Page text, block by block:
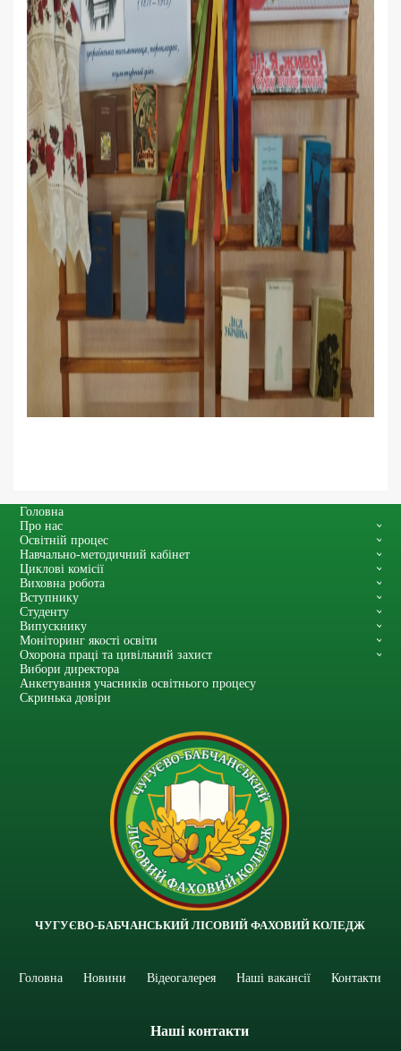
Головна
Про нас
Освітній процес
Навчально-методичний кабінет
Циклові комісії
Виховна робота
Вступнику
Студенту
Випускнику
Моніторинг якості освіти
Охорона праці та цивільний захист
Вибори директора
Анкетування учасників освітнього процесу
Скринька довіри
ЧУГУЄВО-БАБЧАНСЬКИЙ ЛІСОВИЙ ФАХОВИЙ КОЛЕДЖ
Головна Новини Відеогалерея Наші вакансії Контакти
Наші контакти